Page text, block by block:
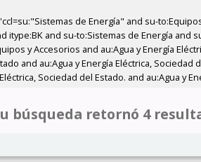
de Energía" and su-
itype:BK and su-to:Sistemas de Energía and
y Accesorios and au:Agua y Energía
and au:Agua y Energía Eléctrica,
Sociedad del Estado. and au:Agua y
búsqueda retornó 4